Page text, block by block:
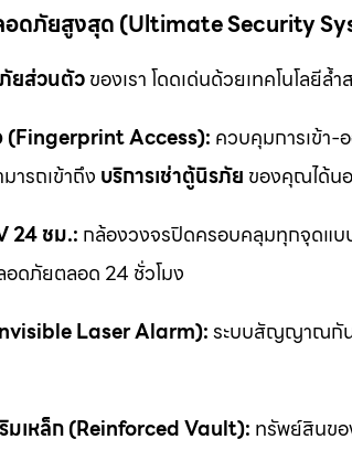
อดภัยสูงสุด (Ultimate Security
ยส่วนตัวของเรา โดดเด่นด้วยเทคโนโลยีล้
(Fingerprint Access): ควบคุมการเข้า
ารถเข้าถึง บริการเช่าตู้นิรภัย ของคุณได้น
24 ชม.: กล้องวงจรปิดครอบคลุมทุกจุดแบ
ดภัยตลอด 24 ชั่วโมง
Laser Alarm):ระบบสัญญาณกัน
มเหล็ก (Reinforced Vault): ทรัพย์สินขอ